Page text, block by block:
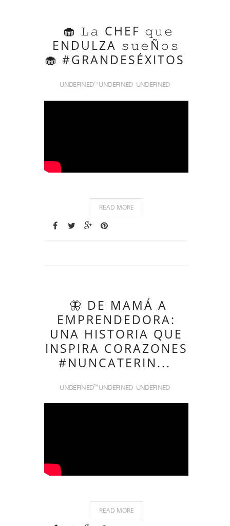
🧁 𝙻𝚊 CHEF 𝚚𝚞𝚎
ENDULZA 𝚜𝚞𝚎Ñ𝚘𝚜
🧁 #GRANDESÉXITOS
UNDEFINEDTH UNDEFINED UNDEFINED
READ MORE
🦋 DE MAMÁ A
EMPRENDEDORA:
UNA HISTORIA QUE
INSPIRA CORAZONES
#NUNCATERIN...
UNDEFINEDTH UNDEFINED UNDEFINED
READ MORE